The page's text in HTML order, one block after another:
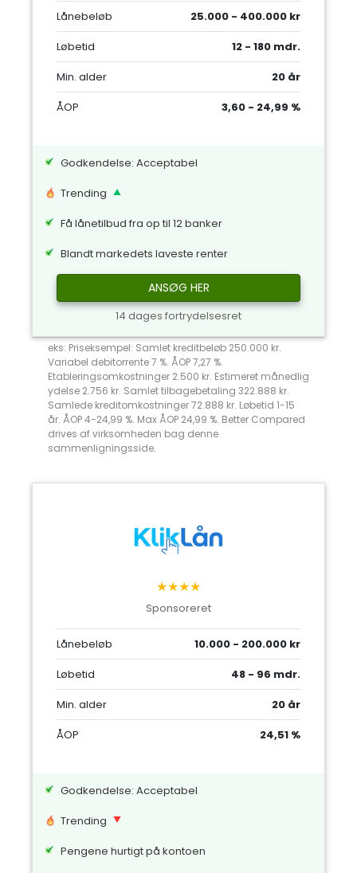
Lånebeløb
25.000 - 400.000 kr
Løbetid
12 - 180 mdr.
Min. alder
20 år
ÅOP
3,60 - 24,99 %
Godkendelse: Acceptabel
Trending
Få lånetilbud fra op til 12 banker
Blandt markedets laveste renter
ANSØG HER
14 dages fortrydelsesret
eks: Priseksempel: Samlet kreditbeløb 250.000 kr.
Variabel debitorrente 7 %. ÅOP 7,27 %.
Etableringsomkostninger 2.500 kr. Estimeret månedlig
ydelse 2.756 kr. Samlet tilbagebetaling 322.888 kr.
Samlede kreditomkostninger 72.888 kr. Løbetid 1-15
år. ÅOP 4-24,99 %. Max ÅOP 24,99 %. Better Compared
drives af virksomheden bag denne
sammenligningsside.
★★★★
Sponsoreret
Lånebeløb
10.000 - 200.000 kr
Løbetid
48 - 96 mdr.
Min. alder
20 år
ÅOP
24,51 %
Godkendelse: Acceptabel
Trending
Pengene hurtigt på kontoen